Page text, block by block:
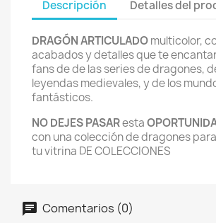
Descripción Detalles del
DRAGÓNARTICULADOmulticolor,
acabados y detalles que te
fans de de las series de dragones,
leyendas medievales, y de los
fantásticos.
NO DEJES PASAResta
con una colección de dragones
tu vitrina DE COLECCIONES
Comentarios (0)